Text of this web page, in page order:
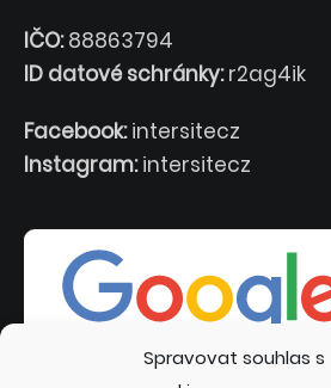
Spravovat souhlas s
IČO:88863794
ID datové schránky:r2ag4ik
Facebook: intersitecz
Instagram: intersitecz